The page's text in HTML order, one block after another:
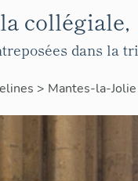
collégiale,
dans la
> Mantes-la-Jolie